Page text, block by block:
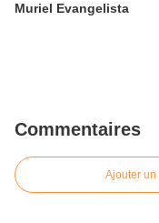
Muriel Evangelista
Commentaires
Ajouter un